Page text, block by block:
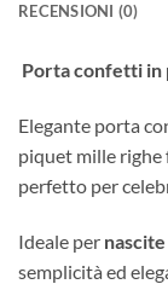
RECENSIONI (0)
Porta confetti in
Elegante porta
piquet mille righe
perfetto per
Ideale per
semplicità ed